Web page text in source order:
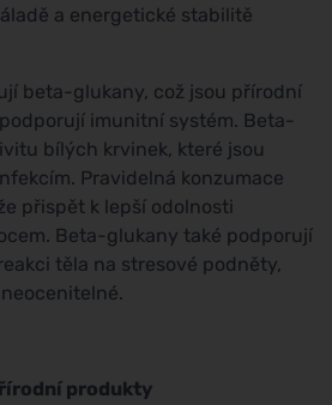
a energetické stabilitě
beta-glukany, což jsou přírodní
imunitní systém. Beta-
bílých krvinek, které jsou
Pravidelná konzumace
přispět k lepší odolnosti
Beta-glukany také podporují
těla na stresové podněty,
produkty